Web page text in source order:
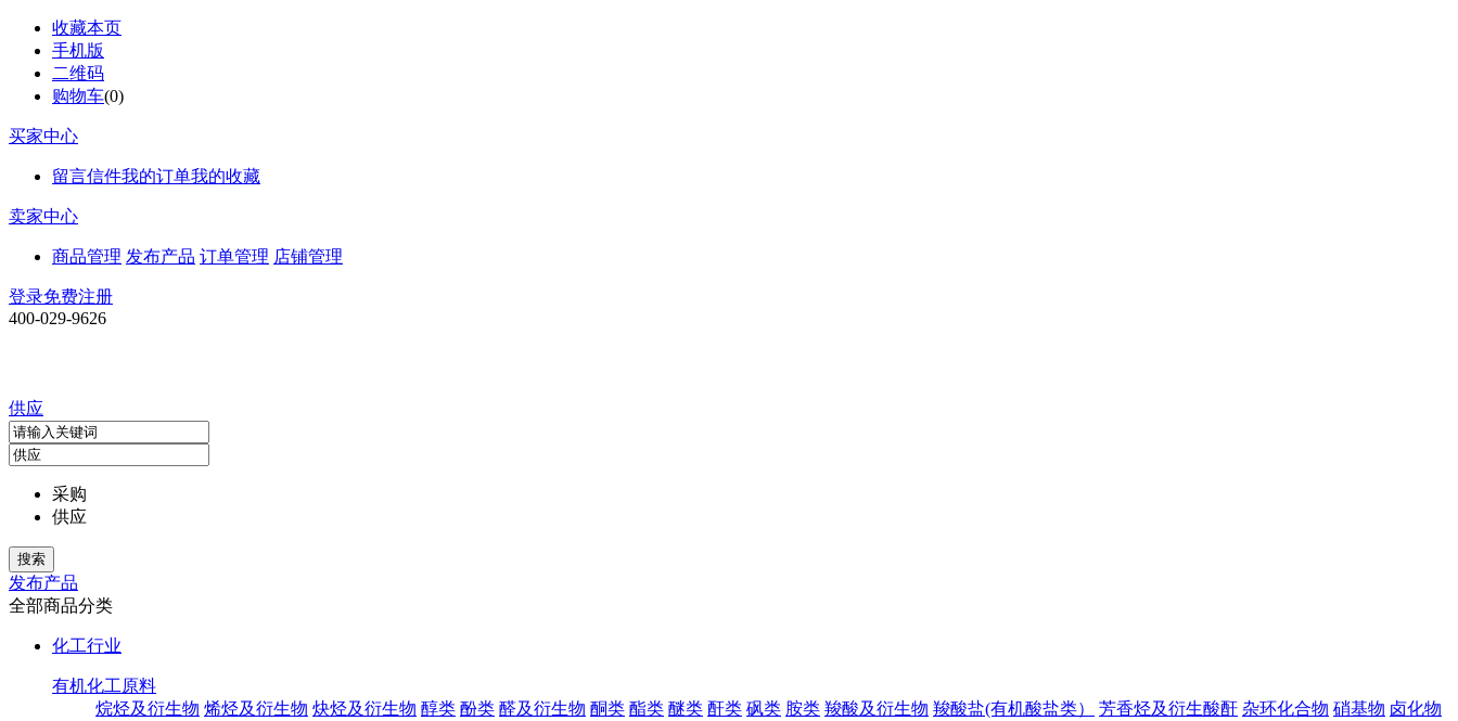
收藏本页
手机版
二维码
购物车(0)
买家中心
留言信件我的订单我的收藏
卖家中心
商品管理 发布产品 订单管理 店铺管理
登录免费注册
400-029-9626
供应
采购
供应
发布产品
全部商品分类
化工行业
有机化工原料
烷烃及衍生物 烯烃及衍生物 炔烃及衍生物 醇类 酚类 醛及衍生物 酮类 酯类 醚类 酐类 砜类 胺类 羧酸及衍生物 羧酸盐(有机酸盐类） 芳香烃及衍生酸酐 杂环化合物 硝基物 卤化物